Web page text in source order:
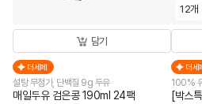
담기
더세페
설탕 무첨가, 단백질 9g 두유
매일두유 검은콩 190ml 24팩
12개
더세
100%
[박스